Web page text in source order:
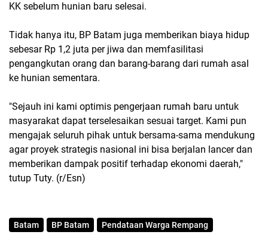
KK sebelum hunian baru selesai.
Tidak hanya itu, BP Batam juga memberikan biaya hidup
sebesar Rp 1,2 juta per jiwa dan memfasilitasi
pengangkutan orang dan barang-barang dari rumah asal
ke hunian sementara.
"Sejauh ini kami optimis pengerjaan rumah baru untuk
masyarakat dapat terselesaikan sesuai target. Kami pun
mengajak seluruh pihak untuk bersama-sama mendukung
agar proyek strategis nasional ini bisa berjalan lancer dan
memberikan dampak positif terhadap ekonomi daerah,"
tutup Tuty. (r/Esn)
Batam BP Batam Pendataan Warga Rempang